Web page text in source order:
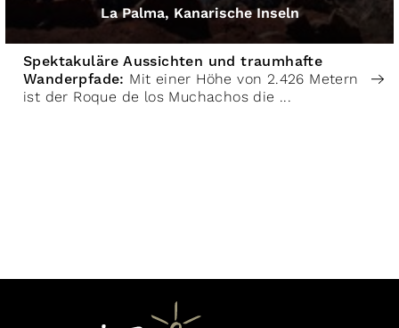
La Palma, Kanarische Inseln
Spektakuläre Aussichten und traumhafte
Wanderpfade: Mit einer Höhe von 2.426 Metern
ist der Roque de los Muchachos die ...